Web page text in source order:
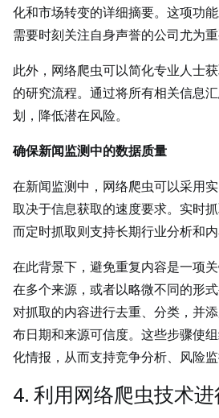
化和市场转变的详细摘要。这项功
需要时刻关注自身声誉的公司尤为重
此外，网络爬虫可以简化专业人士
的研究流程。通过将所有相关信息
划，降低潜在风险。
确保新闻监测中的数据质量
在新闻监测中，网络爬虫可以采用
取决于信息获取的速度要求。实时
而定时抓取则支持长期行业分析和内
在此背景下，避免重复内容是一项
在多个来源，或者以略微不同的形
对抓取的内容进行去重、分类，并
布日期和来源可信度。这些步骤使
化情报，从而支持竞争分析、风险监
4. 利用网络爬虫技术